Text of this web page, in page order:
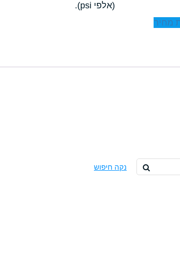
(אלפי psi).
מחיר
נקה חיפוש